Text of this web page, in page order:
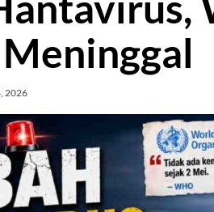
2026